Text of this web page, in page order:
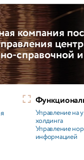
компания
справочной
Управление на
холдинга
Управление
информацией